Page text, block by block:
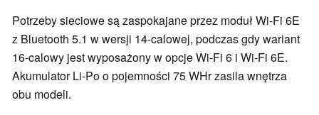
Potrzeby sieciowe są zaspokajane przez moduł Wi-Fi 6E
z Bluetooth 5.1 w wersji 14-calowej, podczas gdy wariant
16-calowy jest wyposażony w opcje Wi-Fi 6 i Wi-Fi 6E.
Akumulator Li-Po o pojemności 75 WHr zasila wnętrza
obu modeli.